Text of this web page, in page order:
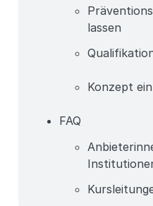
lassen
Konzept
FAQ